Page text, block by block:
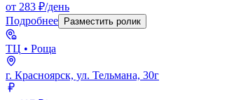
от 283 ₽/день
Подробнее
Разместить ролик
ТЦ • Роща
г. Красноярск, ул. Тельмана, 30г